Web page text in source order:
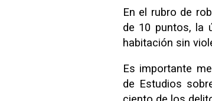
En el rubro de
de 10 puntos, la
habitación sin
Es importante
de Estudios